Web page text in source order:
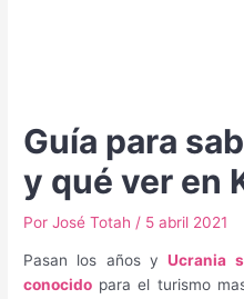
Guía para
y qué ver en
PorJosé Totah / 5 abril 2021
Pasan los años yUcrania
conocido para el turismo